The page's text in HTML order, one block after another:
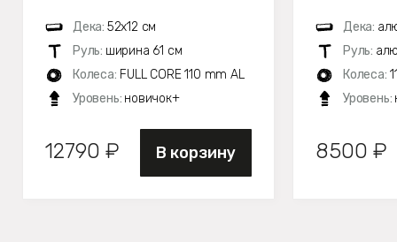
Дека: 52х12 см
Руль: ширина 61 см
Колеса: FULL CORE 110 mm AL
Уровень: новичок+
12790 ₽ В корзину
Дека:
Руль:
Колеса:
Уровень:
8500 ₽